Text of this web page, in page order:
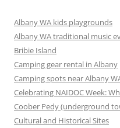
Albany WA kids playgrounds
Albany WA traditional music
Bribie Island
Camping gear rental in Albany
Camping spots near Albany
Celebrating NAIDOC Week:
Coober Pedy (underground
Cultural and Historical Sites